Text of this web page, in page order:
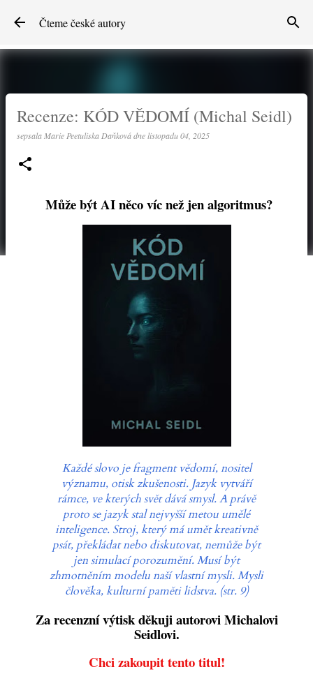
Přeskočit na hlavní obsah
Čteme české autory
Recenze: KÓD VĚDOMÍ (Michal Seidl)
sepsala Marie Peetuliska Daňkovádnelistopadu 04, 2025
Může být AI něco víc než jen algoritmus?
Každé slovo je fragment vědomí, nositel
významu, otisk zkušenosti. Jazyk vytváří
rámce, ve kterých svět dává smysl. A právě
proto se jazyk stal nejvyšší metou umělé
inteligence. Stroj, který má umět kreativně
psát, překládat nebo diskutovat, nemůže být
jen simulací porozumění. Musí být
zhmotněním modelu naší vlastní mysli. Mysli
člověka, kulturní paměti lidstva. (str. 9)
Za recenzní výtisk děkuji autorovi Michalovi
Seidlovi.
Chci zakoupit tento titul!